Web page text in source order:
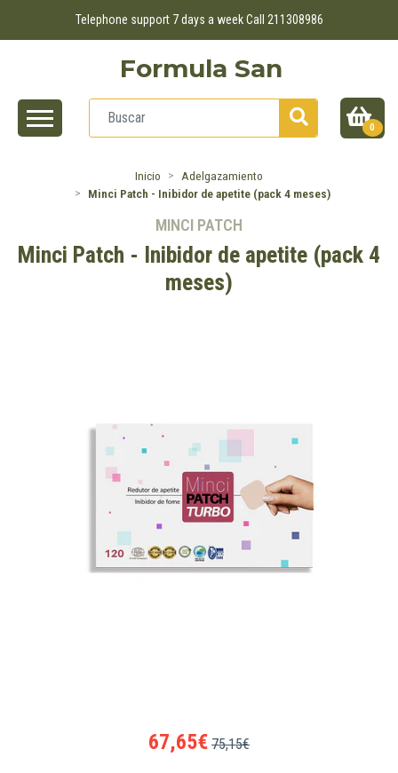
Telephone support 7 days a week Call 211308986
Formula San
0
Inicio
Adelgazamiento
Minci Patch - Inibidor de apetite (pack 4 meses)
MINCI PATCH
Minci Patch - Inibidor de apetite (pack 4
meses)
67,65€ 75,15€